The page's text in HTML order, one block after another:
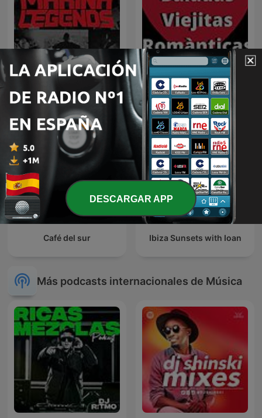
MAKINA LEGENDS (FLAIX
Radio Baladas Viejitas
Románticas
Café del sur Ibiza Sunsets with Ioan
Más podcasts internacionales de Música
DESCARGAR APP